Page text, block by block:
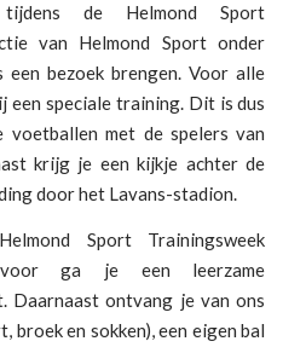
de Helmond Sport
van Helmond Sport onder
bezoek brengen. Voor alle
een speciale training. Dit is dus
voetballen met de spelers van
krijg je een kijkje achter de
door het Lavans-stadion.
Sport Trainingsweek
ga je een leerzame
Daarnaast ontvang je van ons
broek en sokken), een eigen bal